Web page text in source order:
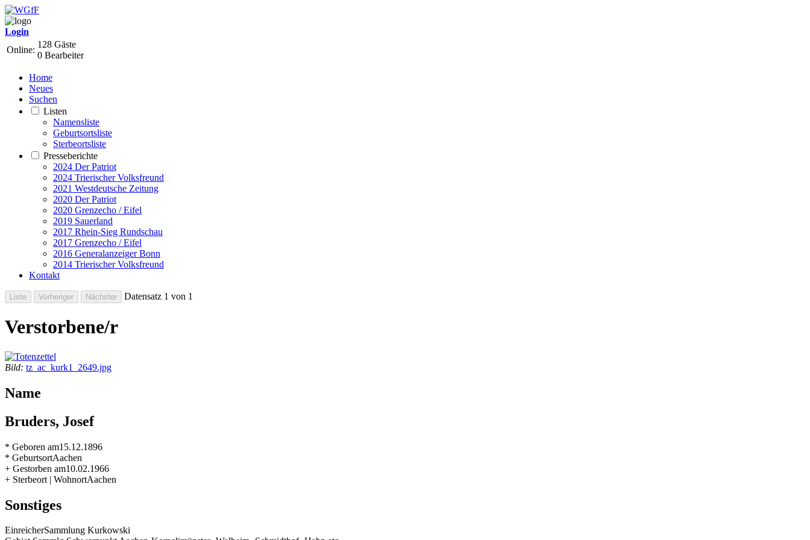
Login
Online:
128 Gäste
0 Bearbeiter
Home
Neues
Suchen
Listen
Namensliste
Geburtsortsliste
Sterbeortsliste
Presseberichte
2024 Der Patriot
2024 Trierischer Volksfreund
2021 Westdeutsche Zeitung
2020 Der Patriot
2020 Grenzecho / Eifel
2019 Sauerland
2017 Rhein-Sieg Rundschau
2017 Grenzecho / Eifel
2016 Generalanzeiger Bonn
2014 Trierischer Volksfreund
Kontakt
Datensatz 1 von 1
Verstorbene/r
Bild: tz_ac_kurk1_2649.jpg
Name
Bruders, Josef
* Geboren am15.12.1896
* GeburtsortAachen
+ Gestorben am10.02.1966
+ Sterbeort | WohnortAachen
Sonstiges
EinreicherSammlung Kurkowski